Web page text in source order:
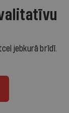
jebkurā brīdī.